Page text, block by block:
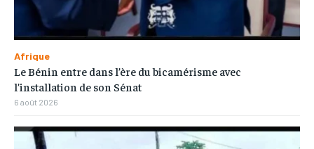
Afrique
Le Bénin entre dans l’ère du bicamérisme avec
l’installation de son Sénat
6 août 2026